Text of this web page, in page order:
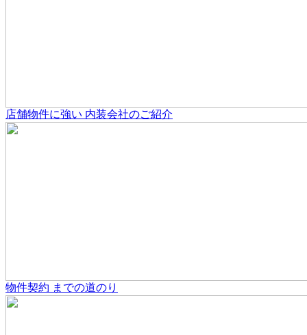
店舗物件に強い 内装会社のご紹介
物件契約 までの道のり